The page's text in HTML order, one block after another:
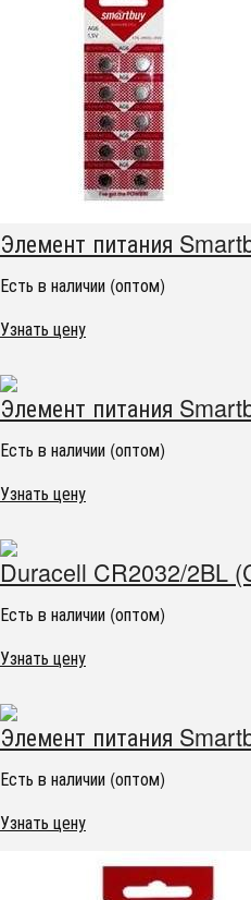
Элемент питания
Есть в наличии (оптом)
Узнать цену
Элемент питания
Есть в наличии (оптом)
Узнать цену
Duracell CR2032/2BL
Есть в наличии (оптом)
Узнать цену
Элемент питания
Есть в наличии (оптом)
Узнать цену